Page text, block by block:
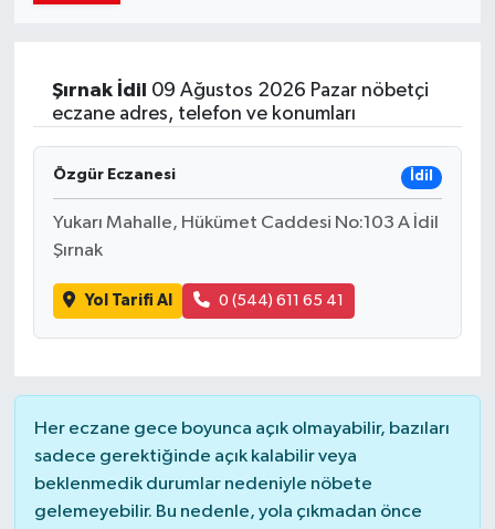
Şırnak İdil
09 Ağustos 2026 Pazar nöbetçi
eczane adres, telefon ve konumları
Özgür Eczanesi İdil
Yukarı Mahalle, Hükümet Caddesi No:103 A İdil
Şırnak
Yol Tarifi Al 0 (544) 611 65 41
Her eczane gece boyunca açık olmayabilir, bazıları
sadece gerektiğinde açık kalabilir veya
beklenmedik durumlar nedeniyle nöbete
gelemeyebilir. Bu nedenle, yola çıkmadan önce